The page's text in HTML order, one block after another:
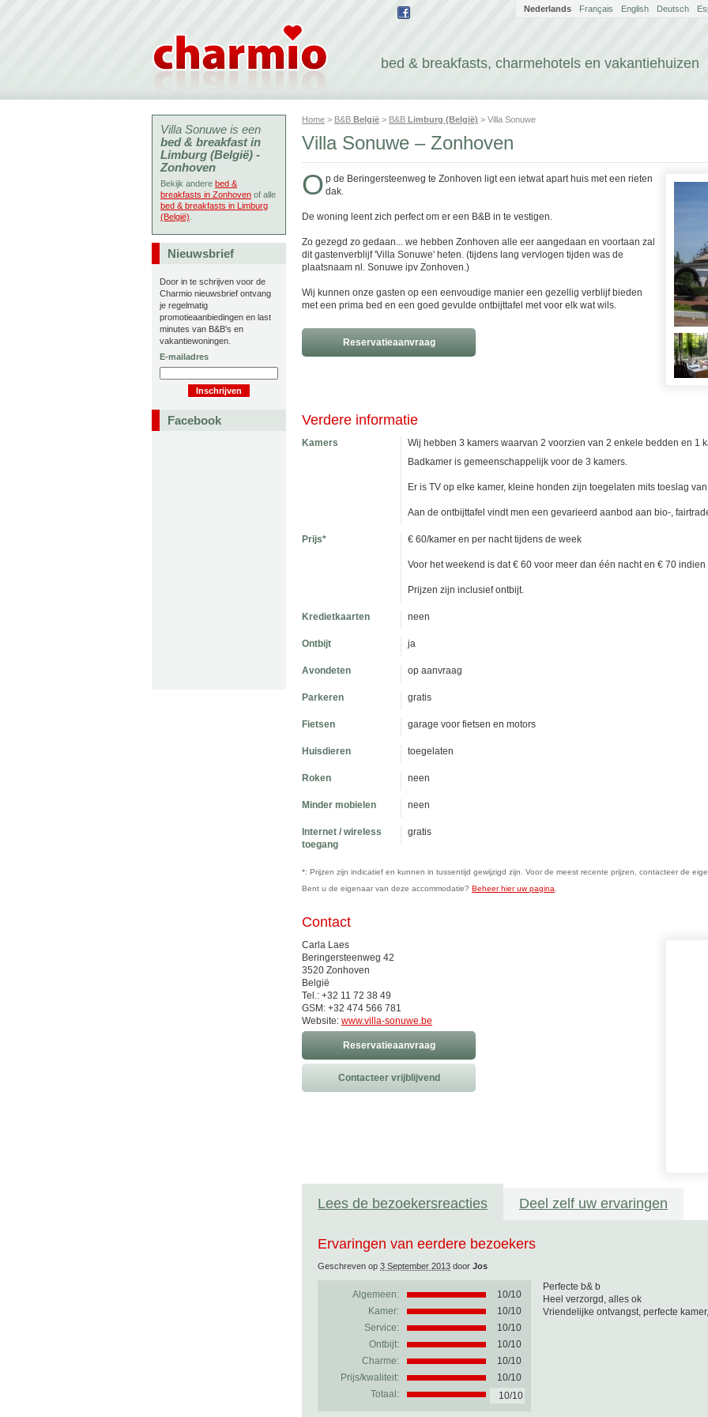
bed & breakfasts, charmehotels en vakantiehuizen
Nederlands Français English Deutsch
Home > B&B België > B&B Limburg (België) > Villa Sonuwe
Villa Sonuwe – Zonhoven
O p de Beringersteenweg te Zonhoven ligt een ietwat apart huis met een rieten
dak.
De woning leent zich perfect om er een B&B in te vestigen.
Zo gezegd zo gedaan... we hebben Zonhoven alle eer aangedaan en voortaan zal
dit gastenverblijf 'Villa Sonuwe' heten. (tijdens lang vervlogen tijden was de
plaatsnaam nl. Sonuwe ipv Zonhoven.)
Wij kunnen onze gasten op een eenvoudige manier een gezellig verblijf bieden
met een prima bed en een goed gevulde ontbijttafel met voor elk wat wils.
Reservatieaanvraag
Verdere informatie
Kamers
Wij hebben 3 kamers waarvan 2 voorzien van 2 enkele bedden en 1
Badkamer is gemeenschappelijk voor de 3 kamers.
Er is TV op elke kamer, kleine honden zijn toegelaten mits toeslag
Aan de ontbijttafel vindt men een gevarieerd aanbod aan bio-,
Prijs* € 60/kamer en per nacht tijdens de week
Voor het weekend is dat € 60 voor meer dan één nacht en € 70
Prijzen zijn inclusief ontbijt.
Kredietkaarten neen
Ontbijt ja
Avondeten op aanvraag
Parkeren gratis
Fietsen garage voor fietsen en motors
Huisdieren toegelaten
Roken neen
Minder mobielen neen
Internet / wireless
toegang
gratis
*: Prijzen zijn indicatief en kunnen in tussentijd gewijzigd zijn. Voor de meest recente prijzen, contacteer de
Bent u de eigenaar van deze accommodatie? Beheer hier uw pagina
Contact
Carla Laes
Beringersteenweg 42
3520 Zonhoven
België
Tel.: +32 11 72 38 49
GSM: +32 474 566 781
Website: www.villa-sonuwe.be
Reservatieaanvraag
Contacteer vrijblijvend
Lees de bezoekersreacties Deel zelf uw ervaringen
Ervaringen van eerdere bezoekers
Geschreven op 3 September 2013 door Jos
Algemeen: 10/10
Kamer:
10/10
Service:
10/10
Ontbijt:
10/10
Charme:
10/10
Prijs/kwaliteit:
10/10
Totaal:
10/10
Perfecte b& b
Heel verzorgd, alles ok
Vriendelijke ontvangst, perfecte
Villa Sonuwe is een
bed & breakfast in
Limburg (België) -
Zonhoven
Bekijk andere bed &
breakfasts in Zonhoven of alle
bed & breakfasts in Limburg
(België)
Nieuwsbrief
Door in te schrijven voor de
Charmio nieuwsbrief ontvang
je regelmatig
promotieaanbiedingen en last
minutes van B&B's en
vakantiewoningen.
E-mailadres
Facebook